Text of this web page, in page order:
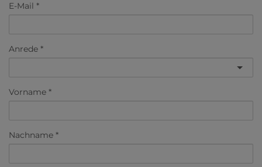
E-Mail
Anrede
Vorname
Nachname